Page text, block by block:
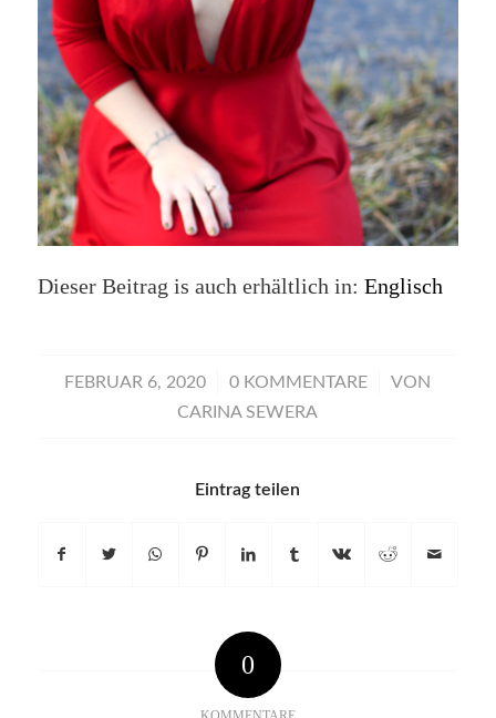
Dieser Beitrag is auch erhältlich in: Englisch
FEBRUAR 6, 2020
/ 0 KOMMENTARE
/
VON
CARINA SEWERA
Eintrag teilen
0